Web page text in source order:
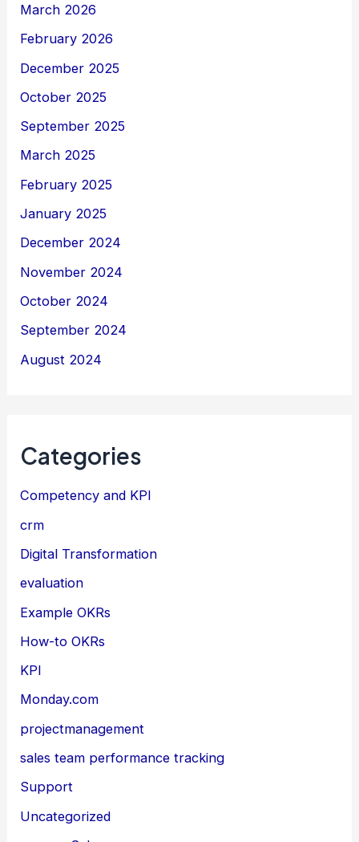
March 2026
February 2026
December 2025
October 2025
September 2025
March 2025
February 2025
January 2025
December 2024
November 2024
October 2024
September 2024
August 2024
Categories
Competency and KPI
crm
Digital Transformation
evaluation
Example OKRs
How-to OKRs
KPI
Monday.com
projectmanagement
sales team performance tracking
Support
Uncategorized